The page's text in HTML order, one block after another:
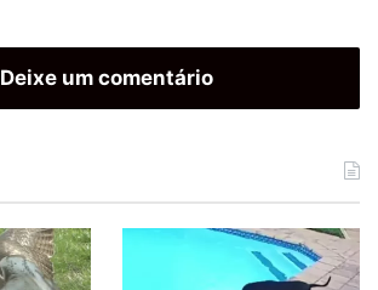
Deixe um comentário